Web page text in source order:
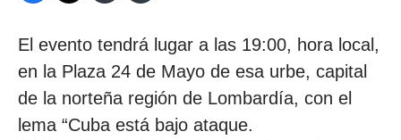
El evento tendrá lugar a las 19:00, hora local,
en la Plaza 24 de Mayo de esa urbe, capital
de la norteña región de Lombardía, con el
lema “Cuba está bajo ataque.